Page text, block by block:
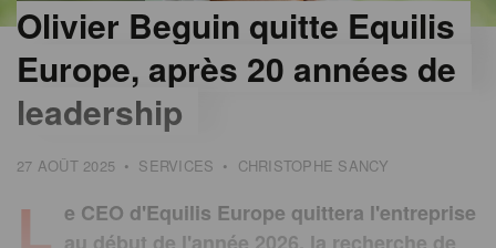
Olivier Beguin quitte Equilis
Europe, après 20 années de
leadership
27 AOÛT 2025 • SERVICES • CHRISTOPHE SANCY
L e CEO d'Equilis Europe quittera l'entreprise